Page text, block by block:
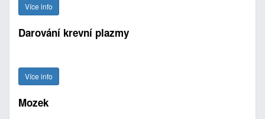
Více info
Darování krevní plazmy
Více info
Mozek